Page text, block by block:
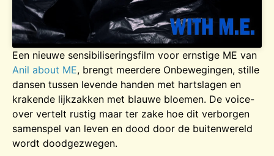
Een nieuwe sensibiliseringsfilm voor ernstige ME van
Anil about ME, brengt meerdere Onbewegingen, stille
dansen tussen levende handen met hartslagen en
krakende lijkzakken met blauwe bloemen. De voice-
over vertelt rustig maar ter zake hoe dit verborgen
samenspel van leven en dood door de buitenwereld
wordt doodgezwegen.